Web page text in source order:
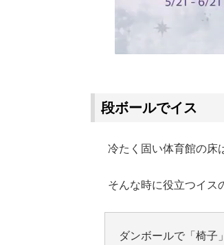
段ボールでイス
冷たく固い体育館の床
そんな時に役立つイス
ダンボールで「椅子